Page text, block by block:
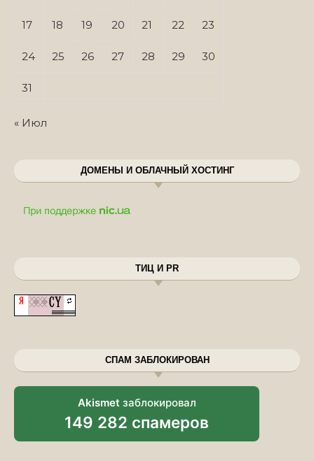
17 18 19 20 21 22 23
24 25 26 27 28 29 30
31
« Июл
ДОМЕНЫ И ОБЛАЧНЫЙ ХОСТИНГ
ТИЦ И PR
СПАМ ЗАБЛОКИРОВАН
Akismet заблокировал
149 282 спамеров